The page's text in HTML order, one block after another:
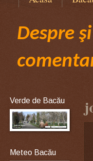
Despre
Verde de Bacău
Meteo Bacău